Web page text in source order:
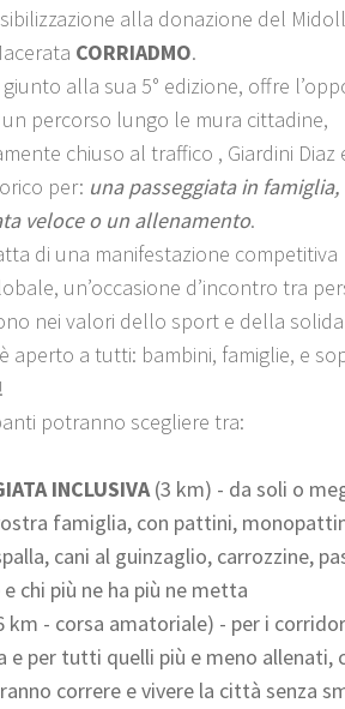
alla donazione del
CORRIADMO.
giunto alla sua 5° edizione, offre
percorso lungo le mura cittadine,
chiuso al traffico , Giardini Diaz
per: una passeggiata in famiglia,
veloce o un allenamento.
di una manifestazione competitiva
un’occasione d’incontro tra
nei valori dello sport e della
è aperto a tutti: bambini, famiglie, e
potranno scegliere tra:
INCLUSIVA(3 km) - da soli o
famiglia, con pattini,
cani al guinzaglio, carrozzine,
chi più ne ha più ne metta
km - corsa amatoriale) - per i
e per tutti quelli più e meno allenati,
correre e vivere la città senza